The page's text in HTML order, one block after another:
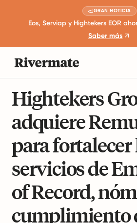
GRAN NOTICIA
Eos, Serviap y Hightekers EOR
Saber más
Hightekers
adquiere
para fortalecer
servicios de
of Record,
cumplimiento